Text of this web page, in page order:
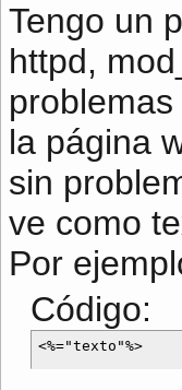
Tengo un
httpd,
la página
sin
ve como
Por
Código: